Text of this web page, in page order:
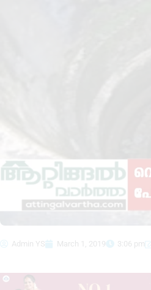
Admin YS March 1, 2019 3:06 pm